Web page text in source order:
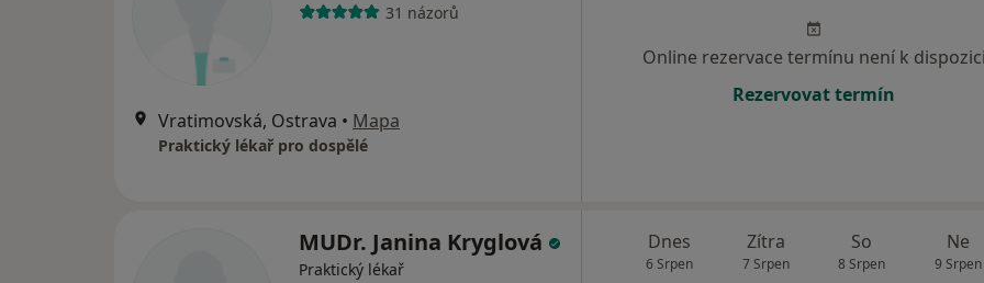
31 názorů
Vratimovská, Ostrava • Mapa
Praktický lékař pro dospělé
Online rezervace termínu není k dispozici
Rezervovat termín
MUDr. Janina Kryglová
Praktický lékař
Dnes
6 Srpen
Zítra
7 Srpen
So
8 Srpen
Ne
9 Srpen